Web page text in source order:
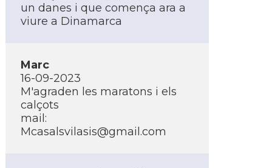
un danes i que comença ara a
viure a Dinamarca
Marc
16-09-2023
M'agraden les maratons i els
calçots
mail:
Mcasalsvilasis@gmail.com